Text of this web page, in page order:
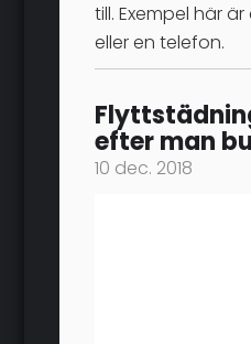
till. Exempel här
eller en telefon.
efter man
10 dec. 2018